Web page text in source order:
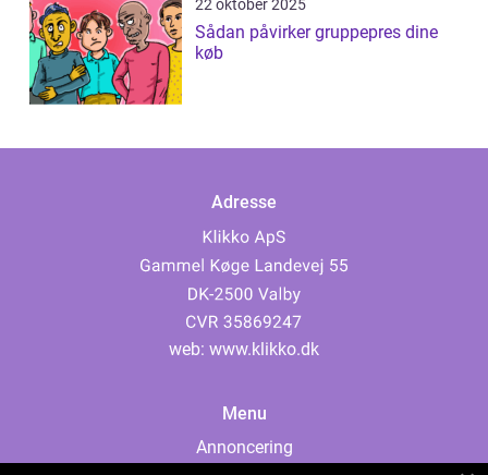
22 oktober 2025
Sådan påvirker gruppepres dine
køb
Adresse
web: www.klikko.dk
Menu
Annoncering